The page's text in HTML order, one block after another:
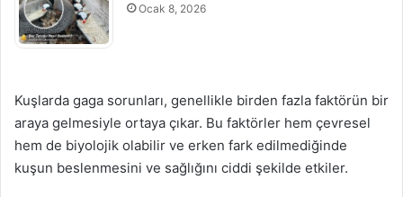
Ocak 8, 2026
Kuşlarda gaga sorunları, genellikle birden fazla faktörün bir
araya gelmesiyle ortaya çıkar. Bu faktörler hem çevresel
hem de biyolojik olabilir ve erken fark edilmediğinde
kuşun beslenmesini ve sağlığını ciddi şekilde etkiler.